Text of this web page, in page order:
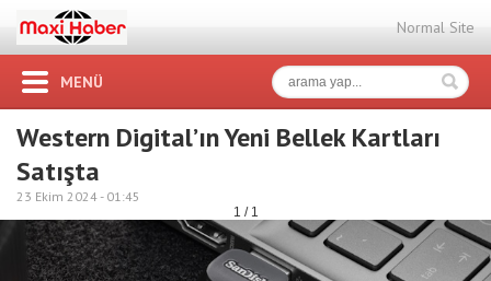
Normal Site
MENÜ
Western Digital’ın Yeni Bellek Kartları
Satışta
23 Ekim 2024 - 01:45
1 / 1